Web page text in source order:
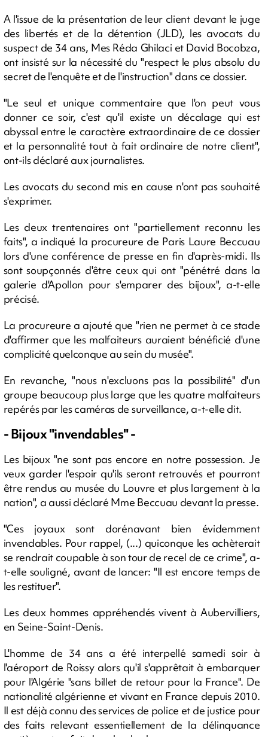
A l'issue de la présentation de leur client devant le juge
des libertés et de la détention (JLD), les avocats du
suspect de 34 ans, Mes Réda Ghilaci et David Bocobza,
ont insisté sur la nécessité du "respect le plus absolu du
secret de l'enquête et de l'instruction" dans ce dossier.
"Le seul et unique commentaire que l'on peut vous
donner ce soir, c'est qu'il existe un décalage qui est
abyssal entre le caractère extraordinaire de ce dossier
et la personnalité tout à fait ordinaire de notre client",
ont-ils déclaré aux journalistes.
Les avocats du second mis en cause n'ont pas souhaité
s'exprimer.
Les deux trentenaires ont "partiellement reconnu les
faits", a indiqué la procureure de Paris Laure Beccuau
lors d'une conférence de presse en fin d'après-midi. Ils
sont soupçonnés d'être ceux qui ont "pénétré dans la
galerie d'Apollon pour s'emparer des bijoux", a-t-elle
précisé.
La procureure a ajouté que "rien ne permet à ce stade
d'affirmer que les malfaiteurs auraient bénéficié d'une
complicité quelconque au sein du musée".
En revanche, "nous n'excluons pas la possibilité" d'un
groupe beaucoup plus large que les quatre malfaiteurs
repérés par les caméras de surveillance, a-t-elle dit.
- Bijoux "invendables" -
Les bijoux "ne sont pas encore en notre possession. Je
veux garder l'espoir qu'ils seront retrouvés et pourront
être rendus au musée du Louvre et plus largement à la
nation", a aussi déclaré Mme Beccuau devant la presse.
"Ces joyaux sont dorénavant bien évidemment
invendables. Pour rappel, (...) quiconque les achèterait
se rendrait coupable à son tour de recel de ce crime", a-
t-elle souligné, avant de lancer: "Il est encore temps de
les restituer".
Les deux hommes appréhendés vivent à Aubervilliers,
en Seine-Saint-Denis.
L'homme de 34 ans a été interpellé samedi soir à
l'aéroport de Roissy alors qu'il s'apprêtait à embarquer
pour l'Algérie "sans billet de retour pour la France". De
nationalité algérienne et vivant en France depuis 2010.
Il est déjà connu des services de police et de justice pour
des faits relevant essentiellement de la délinquance